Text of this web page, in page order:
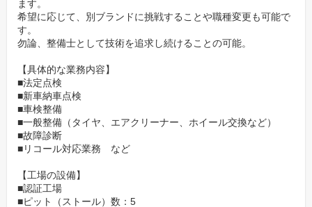
ます。
希望に応じて、別ブランドに挑戦することや職種変更も可能で
す。
勿論、整備士として技術を追求し続けることの可能。
【具体的な業務内容】
■法定点検
■新車納車点検
■車検整備
■一般整備（タイヤ、エアクリーナー、ホイール交換など）
■故障診断
■リコール対応業務 など
【工場の設備】
■認証工場
■ピット（ストール）数：5